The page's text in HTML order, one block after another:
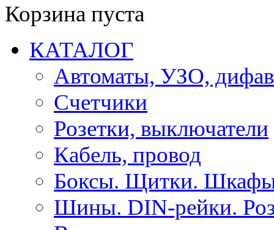
Корзина пуста
КАТАЛОГ
Автоматы, УЗО,
Счетчики
Розетки, выключатели
Кабель, провод
Боксы. Щитки.
Шины. DIN-рейки.